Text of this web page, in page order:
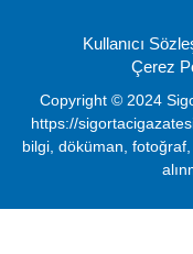
Kullanıcı
Çerez
Copyright © 2024
https://
bilgi, döküman,